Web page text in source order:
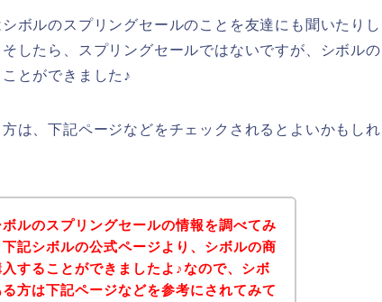
ボルのスプリングセールのことを友達にも聞いたりし
したら、スプリングセールではないですが、シボルの
とができました♪
は、下記ページなどをチェックされるとよいかもしれ
ルのスプリングセールの情報を調べてみ
記シボルの公式ページより、シボルの商
することができましたよ♪なので、シボ
方は下記ページなどを参考にされてみて